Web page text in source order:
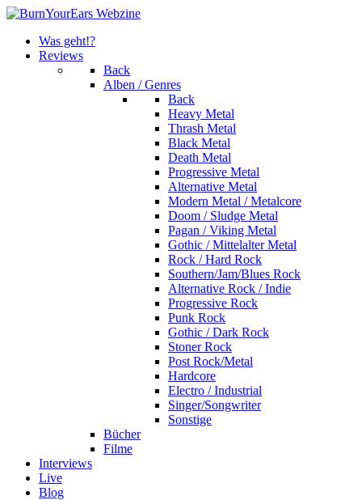
Was geht!?
Reviews
Back
Alben / Genres
Back
Heavy Metal
Thrash Metal
Black Metal
Death Metal
Progressive Metal
Alternative Metal
Modern Metal / Metalcore
Doom / Sludge Metal
Pagan / Viking Metal
Gothic / Mittelalter Metal
Rock / Hard Rock
Southern/Jam/Blues Rock
Alternative Rock / Indie
Progressive Rock
Punk Rock
Gothic / Dark Rock
Stoner Rock
Post Rock/Metal
Hardcore
Electro / Industrial
Singer/Songwriter
Sonstige
Bücher
Filme
Interviews
Live
Blog